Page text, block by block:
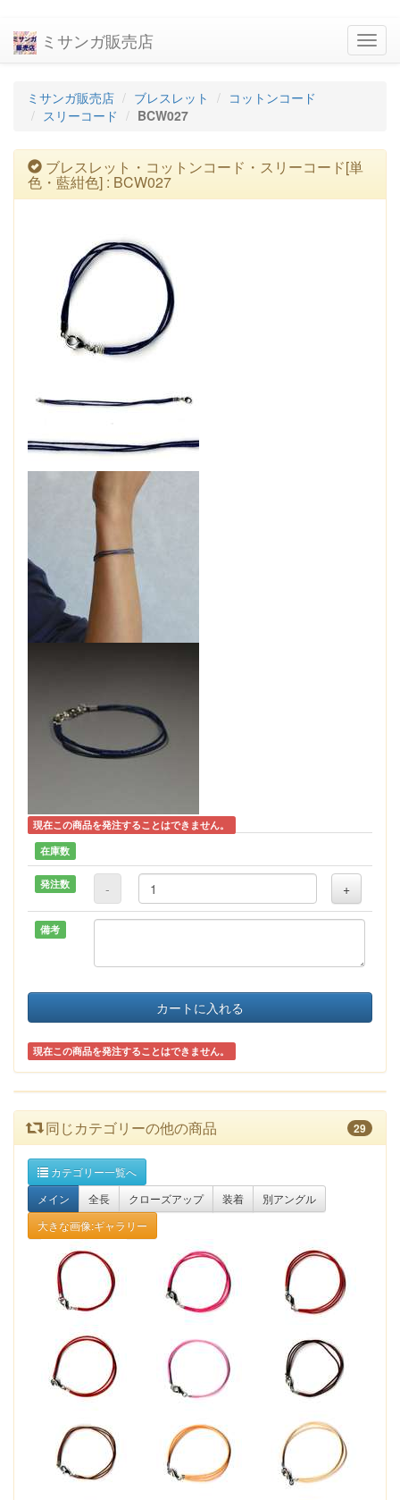
ミサンガ販売店
ミサンガ販売店 ブレスレット
コットンコード
スリーコード
BCW027
ブレスレット・コットンコード・スリーコード[単
色・藍紺色] : BCW027
現在この商品を発注することはできません。
在庫数
発注数 - +
備考
カートに入れる
現在この商品を発注することはできません。
同じカテゴリーの他の商品 29
カテゴリー一覧へ
メイン
全長 クローズアップ 装着
別アングル
大きな画像:ギャラリー